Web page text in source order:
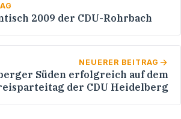
2009 der CDU-Rohrbach
NEUERER BEITRAG
Süden erfolgreich auf dem
der CDU Heidelberg